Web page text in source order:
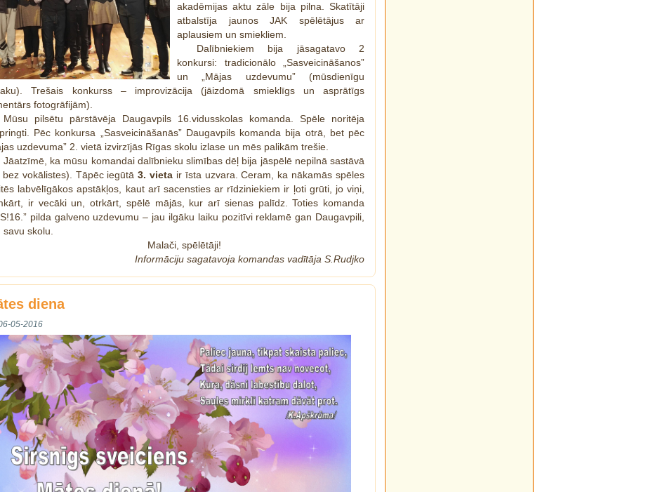
akadēmijas aktu zāle bija pilna. Skatītāji
atbalstīja jaunos JAK spēlētājus ar
aplausiem un smiekliem.
Dalībniekiem bija jāsagatavo 2
konkursi: tradicionālo „Sasveicināšanos”
un „Mājas uzdevumu” (mūsdienīgu
Trešais konkurss – improvizācija (jāizdomā smieklīgs un asprātīgs
fotogrāfijām).
Mūsu pilsētu pārstāvēja Daugavpils 16.vidusskolas komanda. Spēle noritēja
Pēc konkursa „Sasveicināšanās” Daugavpils komanda bija otrā, bet pēc
uzdevuma” 2. vietā izvirzījās Rīgas skolu izlase un mēs palikām trešie.
Jāatzīmē, ka mūsu komandai dalībnieku slimības dēļ bija jāspēlē nepilnā sastāvā
bez vokālistes). Tāpēc iegūtā3. vieta ir īsta uzvara. Ceram, ka nākamās spēles
labvēlīgākos apstākļos, kaut arī sacensties ar rīdziniekiem ir ļoti grūti, jo viņi,
ir vecāki un, otrkārt, spēlē mājās, kur arī sienas palīdz. Toties komanda
pilda galveno uzdevumu – jau ilgāku laiku pozitīvi reklamē gan Daugavpili,
savu skolu.
Malači, spēlētāji!
Informāciju sagatavoja komandas vadītāja S.Rudjko
diena
05-2016